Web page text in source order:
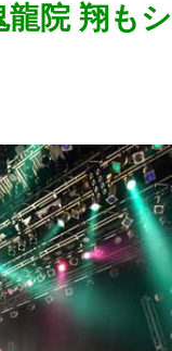
院 翔も